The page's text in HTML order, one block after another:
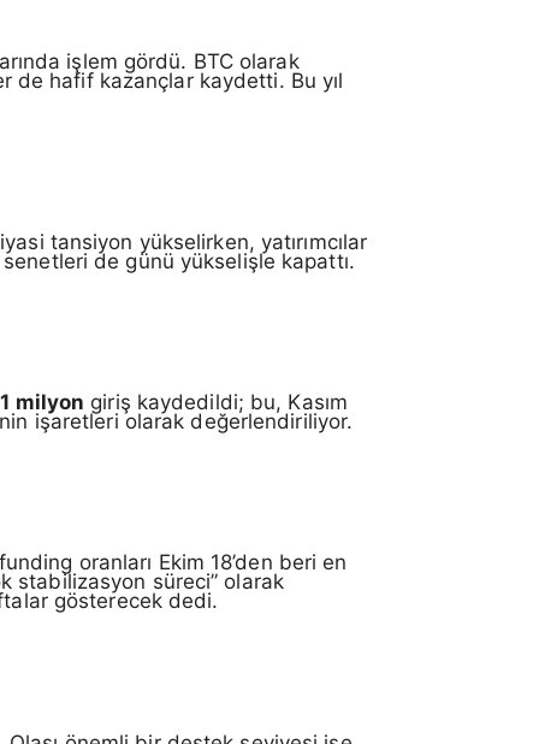
işlem gördü. BTC olarak
de hafif kazançlar kaydetti. Bu yıl
tansiyon yükselirken, yatırımcılar
de günü yükselişle kapattı.
milyon giriş kaydedildi; bu, Kasım
işaretleri olarak değerlendiriliyor.
oranları Ekim 18’den beri en
stabilizasyon süreci” olarak
gösterecek dedi.